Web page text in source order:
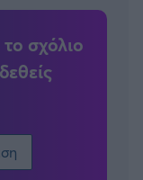
σχόλιο